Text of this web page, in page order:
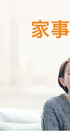
けない55の言
ブログ http://